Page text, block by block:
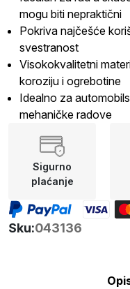
mogu biti nepraktični
Pokriva najčešće
svestranost
Visokokvalitetni
koroziju i ogrebotine
Idealno za
mehaničke radove
Sigurno
plaćanje
Sku:043136